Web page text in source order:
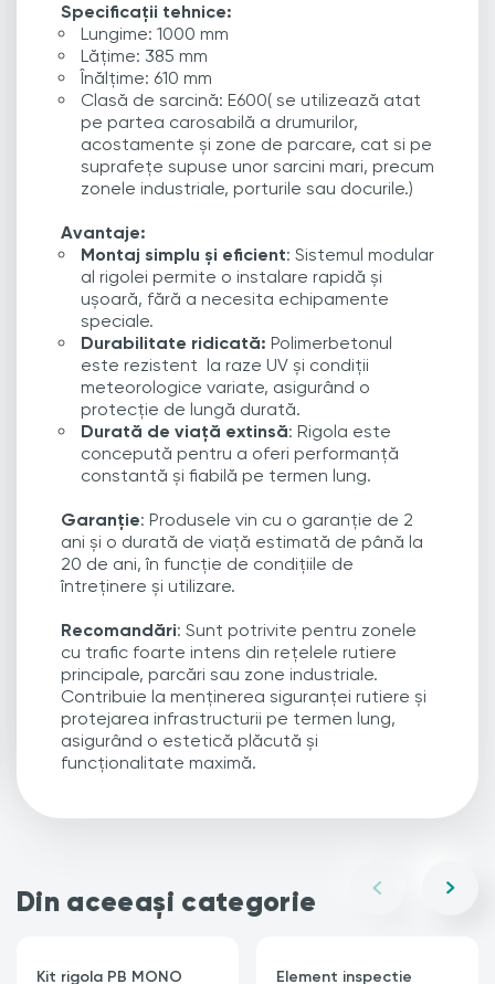
Specificații tehnice:
Lungime: 1000 mm
Lățime: 385 mm
Înălțime: 610 mm
Clasă de sarcină: E600( se utilizează atat
pe partea carosabilă a drumurilor,
acostamente și zone de parcare, cat si pe
suprafețe supuse unor sarcini mari, precum
zonele industriale, porturile sau docurile.)
Avantaje:
Montaj simplu și eficient: Sistemul modular
al rigolei permite o instalare rapidă și
ușoară, fără a necesita echipamente
speciale.
Durabilitate ridicată: Polimerbetonul
este rezistent la raze UV și condiții
meteorologice variate, asigurând o
protecție de lungă durată.
Durată de viață extinsă: Rigola este
concepută pentru a oferi performanță
constantă și fiabilă pe termen lung.
Garanție: Produsele vin cu o garanție de 2
ani și o durată de viață estimată de până la
20 de ani, în funcție de condițiile de
întreținere și utilizare.
Recomandări: Sunt potrivite pentru zonele
cu trafic foarte intens din rețelele rutiere
principale, parcări sau zone industriale.
Contribuie la menținerea siguranței rutiere și
protejarea infrastructurii pe termen lung,
asigurând o estetică plăcută și
funcționalitate maximă.
Din aceeași categorie
Kit rigola PB MONO Element inspectie